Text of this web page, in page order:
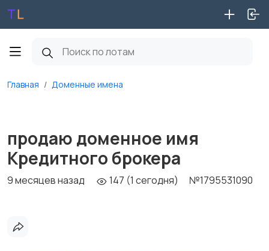
Главная Доменные имена
продаю доменное имя
Кредитного брокера
9 месяцев назад 147 (1 сегодня) №1795531090